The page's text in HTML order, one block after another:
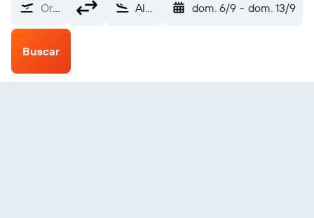
Origen Albany Intl (ALB) dom. 6/9 - dom. 13/9
Buscar